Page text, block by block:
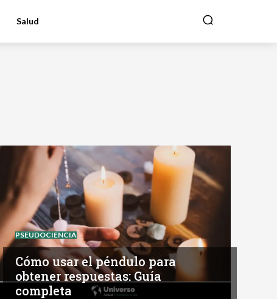
Salud
PSEUDOCIENCIA
Cómo usar el péndulo para
obtener respuestas: Guía
completa